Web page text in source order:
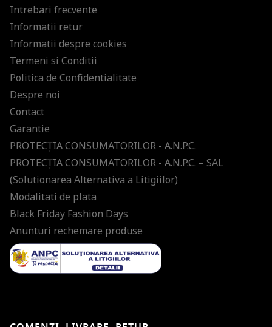
Intrebari frecvente
Informatii retur
Informatii despre cookies
Termeni si Conditii
Politica de Confidentialitate
Despre noi
Contact
Garantie
PROTECŢIA CONSUMATORILOR - A.N.P.C.
PROTECŢIA CONSUMATORILOR - A.N.P.C. – SAL
(Solutionarea Alternativa a Litigiilor)
Modalitati de plata
Black Friday Fashion Days
Anunturi rechemare produse